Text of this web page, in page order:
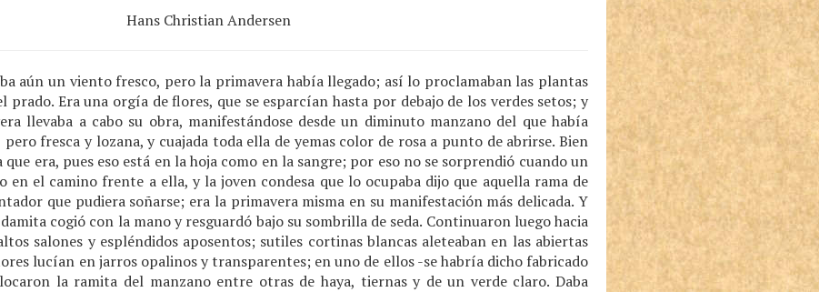
Hans Christian Andersen
aún un viento fresco, pero la primavera había llegado; así lo proclamaban las plantas
prado. Era una orgía de flores, que se esparcían hasta por debajo de los verdes setos; y
llevaba a cabo su obra, manifestándose desde un diminuto manzano del que había
fresca y lozana, y cuajada toda ella de yemas color de rosa a punto de abrirse. Bien
era, pues eso está en la hoja como en la sangre; por eso no se sorprendió cuando un
en el camino frente a ella, y la joven condesa que lo ocupaba dijo que aquella rama de
que pudiera soñarse; era la primavera misma en su manifestación más delicada. Y
cogió con la mano y resguardó bajo su sombrilla de seda. Continuaron luego hacia
salones y espléndidos aposentos; sutiles cortinas blancas aleteaban en las abiertas
lucían en jarros opalinos y transparentes; en uno de ellos -se habría dicho fabricado
la ramita del manzano entre otras de haya, tiernas y de un verde claro. Daba